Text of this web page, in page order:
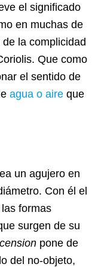
el significado
en muchas de
la complicidad
Que como
el sentido de
agua o aire que
un agujero en
Con él el
formas
surgen de su
pone de
del no-objeto,